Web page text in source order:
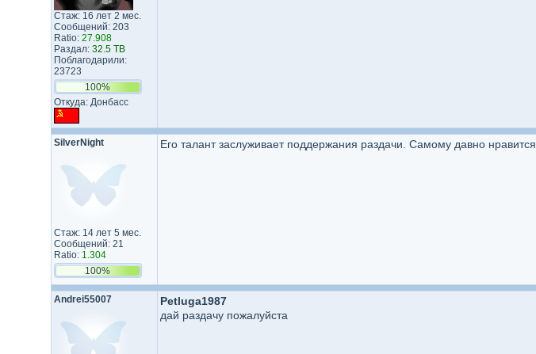
Стаж: 16 лет 2 мес.
Сообщений: 203
Ratio: 27.908
Раздал: 32.5 TB
Поблагодарили:
23723
100%
Откуда: Донбасс
SilverNight
Стаж: 14 лет 5 мес.
Сообщений: 21
Ratio: 1.304
100%
Его талант заслуживает поддержания раздачи. Самому давно
Andrei55007
Petluga1987
дай раздачу пожалуйста